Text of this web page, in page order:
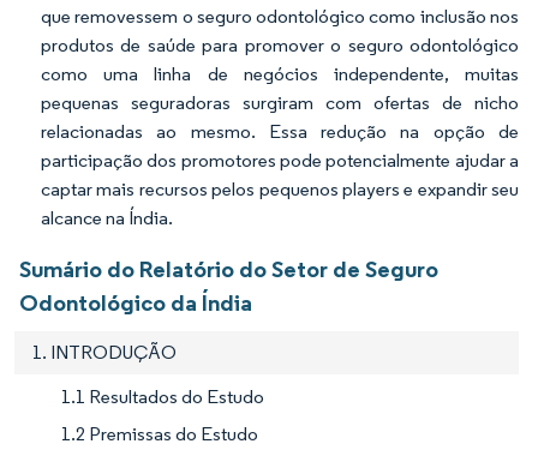
que removessem o seguro odontológico como inclusão nos
produtos de saúde para promover o seguro odontológico
como uma linha de negócios independente, muitas
pequenas seguradoras surgiram com ofertas de nicho
relacionadas ao mesmo. Essa redução na opção de
participação dos promotores pode potencialmente ajudar a
captar mais recursos pelos pequenos players e expandir seu
alcance na Índia.
Sumário do Relatório do Setor de Seguro
Odontológico da Índia
1. INTRODUÇÃO
1.1 Resultados do Estudo
1.2 Premissas do Estudo